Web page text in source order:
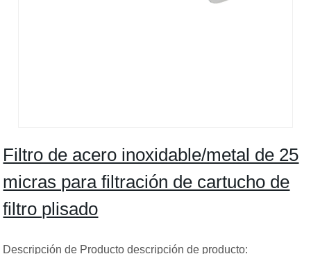
Filtro de acero inoxidable/metal de 25
micras para filtración de cartucho de
filtro plisado
Descripción de Producto descripción de producto: